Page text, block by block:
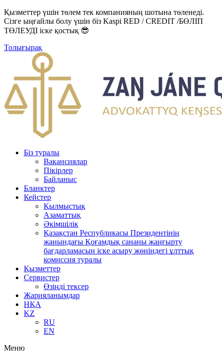
Қызметтер үшін төлем тек компанияның шотына төленеді.
Сізге ыңғайлы болу үшін біз Kaspi RED / CREDIT /БӨЛІП
ТӨЛЕУДІ іске қостық 😎
Толығырақ
Біз туралы
Вакансиялар
Пікірлер
Байланыс
Бланктер
Кейстер
Қылмыстық
Азаматтық
Әкімшілік
Қазақстан Республикасы Президентінің
жанындағы Қоғамдық сананы жаңғырту
бағдарламасын іске асыру жөніндегі ұлттық
комиссия туралы
Қызметтер
Сервистер
Өзіңді тексер
Жарияланымдар
НҚА
KZ
RU
EN
Меню